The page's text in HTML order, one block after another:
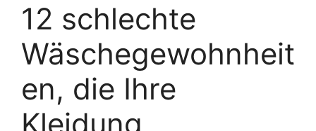
12 schlechte
Wäschegewohnheit
en, die Ihre
Kleidung,